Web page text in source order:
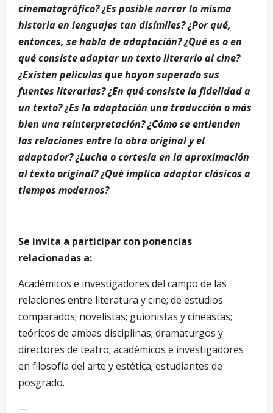
cinematográfico? ¿Es posible narrar la misma
historia en lenguajes tan disímiles? ¿Por qué,
entonces, se habla de adaptación? ¿Qué es o en
qué consiste adaptar un texto literario al cine?
¿Existen películas que hayan superado sus
fuentes literarias? ¿En qué consiste la fidelidad a
un texto? ¿Es la adaptación una traducción o más
bien una reinterpretación? ¿Cómo se entienden
las relaciones entre la obra original y el
adaptador? ¿Lucha o cortesía en la aproximación
al texto original? ¿Qué implica adaptar clásicos a
tiempos modernos?
Se invita a participar con ponencias
relacionadas a:
Académicos e investigadores del campo de las
relaciones entre literatura y cine; de estudios
comparados; novelistas; guionistas y cineastas;
teóricos de ambas disciplinas; dramaturgos y
directores de teatro; académicos e investigadores
en filosofía del arte y estética; estudiantes de
posgrado.
—